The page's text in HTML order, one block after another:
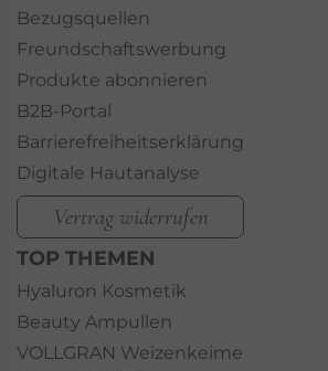
Bezugsquellen
Freundschaftswerbung
Produkte abonnieren
B2B-Portal
Barrierefreiheitserklärung
Digitale Hautanalyse
Vertrag widerrufen
TOP THEMEN
Hyaluron Kosmetik
Beauty Ampullen
VOLLGRAN Weizenkeime